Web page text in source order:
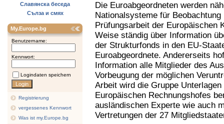
Славянска беседа
Сълза и смях
My.Europe.bg
Benutzername:
Kennwort:
Logindaten speichern
Registrierung
vergessenes Kennwort
Was ist my.Europe.bg
Die Euroabgeordneten werden
Nationalsysteme für
Prüfungsarbeit der Europäischen
Weise ständig über Information
der Strukturfonds in den EU-
Euroabgeordnete. Andererseits
Information alle Mitglieder des
Vorbeugung der möglichen
Arbeit wird die Gruppe
Europäischen Rechnungshofes
ausländischen Experte wie auch
Vertretungen der 27